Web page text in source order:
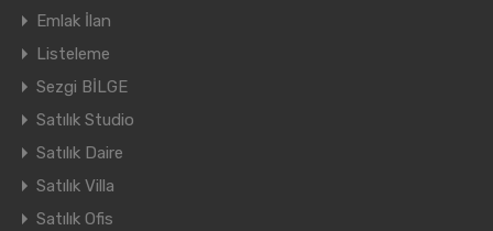
Emlak İlan
Listeleme
Sezgi BİLGE
Satılık Studio
Satılık Daire
Satılık Villa
Satılık Ofis